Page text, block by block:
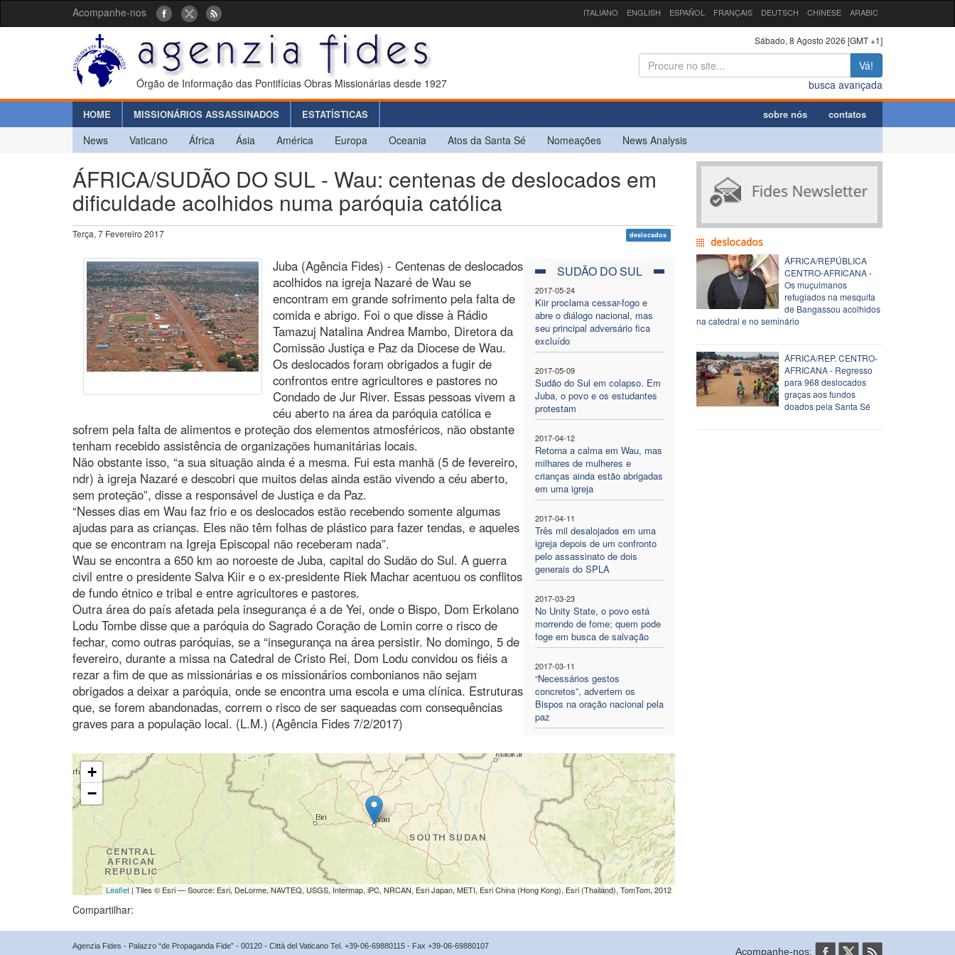
Acompanhe-nos ITALIANO ENGLISH ESPAÑOL FRANÇAIS DEUTSCH CHINESE ARABIC
Órgão de Informação das Pontifícias Obras Missionárias desde 1927
Sábado, 8 Agosto 2026 [GMT +1]
Vá!
busca avançada
HOME MISSIONÁRIOS ASSASSINADOS ESTATÍSTICAS sobre nós contatos
News Vaticano África Ásia América Europa Oceania Atos da Santa Sé Nomeações News Analysis
ÁFRICA/SUDÃO DO SUL - Wau: centenas de deslocados em
dificuldade acolhidos numa paróquia católica
Terça, 7 Fevereiro 2017 deslocados
SUDÃO DO SUL
2017-05-24
Kiir proclama cessar-fogo e
abre o diálogo nacional, mas
seu principal adversário fica
excluído
2017-05-09
Sudão do Sul em colapso. Em
Juba, o povo e os estudantes
protestam
2017-04-12
Retorna a calma em Wau, mas
milhares de mulheres e
crianças ainda estão abrigadas
em uma igreja
2017-04-11
Três mil desalojados em uma
igreja depois de um confronto
pelo assassinato de dois
generais do SPLA
2017-03-23
No Unity State, o povo está
morrendo de fome; quem pode
foge em busca de salvação
2017-03-11
“Necessários gestos
concretos”, advertem os
Bispos na oração nacional pela
paz
Juba (Agência Fides) - Centenas de deslocados
acolhidos na igreja Nazaré de Wau se
encontram em grande sofrimento pela falta de
comida e abrigo. Foi o que disse à Rádio
Tamazuj Natalina Andrea Mambo, Diretora da
Comissão Justiça e Paz da Diocese de Wau.
Os deslocados foram obrigados a fugir de
confrontos entre agricultores e pastores no
Condado de Jur River. Essas pessoas vivem a
céu aberto na área da paróquia católica e
sofrem pela falta de alimentos e proteção dos elementos atmosféricos, não obstante
tenham recebido assistência de organizações humanitárias locais.
Não obstante isso, “a sua situação ainda é a mesma. Fui esta manhã (5 de fevereiro,
ndr) à igreja Nazaré e descobri que muitos delas ainda estão vivendo a céu aberto,
sem proteção”, disse a responsável de Justiça e da Paz.
“Nesses dias em Wau faz frio e os deslocados estão recebendo somente algumas
ajudas para as crianças. Eles não têm folhas de plástico para fazer tendas, e aqueles
que se encontram na Igreja Episcopal não receberam nada”.
Wau se encontra a 650 km ao noroeste de Juba, capital do Sudão do Sul. A guerra
civil entre o presidente Salva Kiir e o ex-presidente Riek Machar acentuou os conflitos
de fundo étnico e tribal e entre agricultores e pastores.
Outra área do país afetada pela insegurança é a de Yei, onde o Bispo, Dom Erkolano
Lodu Tombe disse que a paróquia do Sagrado Coração de Lomin corre o risco de
fechar, como outras paróquias, se a “insegurança na área persistir. No domingo, 5 de
fevereiro, durante a missa na Catedral de Cristo Rei, Dom Lodu convidou os fiéis a
rezar a fim de que as missionárias e os missionários combonianos não sejam
obrigados a deixar a paróquia, onde se encontra uma escola e uma clínica. Estruturas
que, se forem abandonadas, correm o risco de ser saqueadas com consequências
graves para a população local. (L.M.) (Agência Fides 7/2/2017)
+
−
Leaflet| Tiles © Esri — Source: Esri, DeLorme, NAVTEQ, USGS, Intermap, iPC, NRCAN, Esri Japan, METI, Esri China (Hong Kong), Esri (Thailand), TomTom, 2012
Compartilhar:
deslocados
ÁFRICA/REPÚBLICA
CENTRO-AFRICANA -
Os muçulmanos
refugiados na mesquita
de Bangassou acolhidos
na catedral e no seminário
ÁFRICA/REP. CENTRO-
AFRICANA - Regresso
para 968 deslocados
graças aos fundos
doados pela Santa Sé
Agenzia Fides - Palazzo “de Propaganda Fide” - 00120 - Città del Vaticano Tel. +39-06-69880115 - Fax +39-06-69880107 Acompanhe-nos: